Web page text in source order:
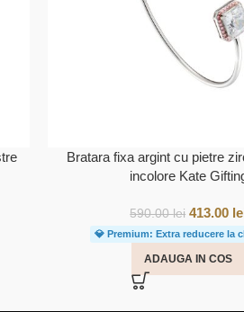
Bratara fixa argint cu pietre
incolore Kate
590.00lei 413.00
💎 Premium: Extra reducere la
ADAUGA IN COS